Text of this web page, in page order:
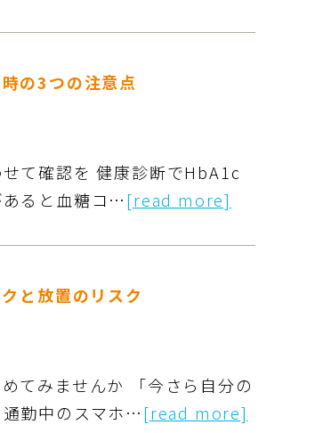
の3つの注意点
て確認を 健康診断でHbA1c
あると血糖コ…[read more]
と放置のリスク
てみませんか 「今さら自分の
勤中のスマホ…[read more]